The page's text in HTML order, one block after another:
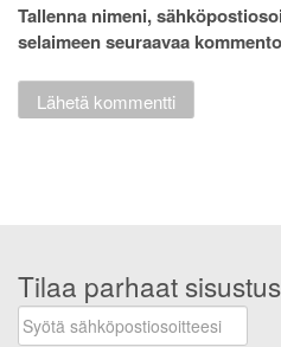
Tallenna nimeni,
selaimeen seuraavaa
Tilaa parhaat